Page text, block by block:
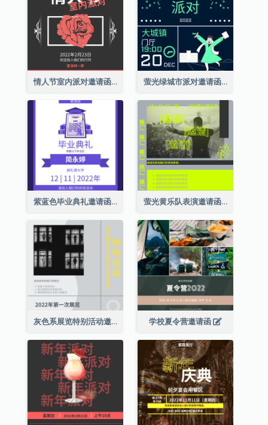
情人节室内派对邀请函 萤光绿城市派对邀请函
紫蓝色毕业典礼邀请函 萤光黄乐队表演邀请函
灰色系展览特别活动邀请函 学校夏令营邀请函